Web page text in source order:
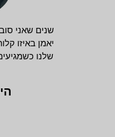
שנים שאני
יאמן באיזו
שלנו